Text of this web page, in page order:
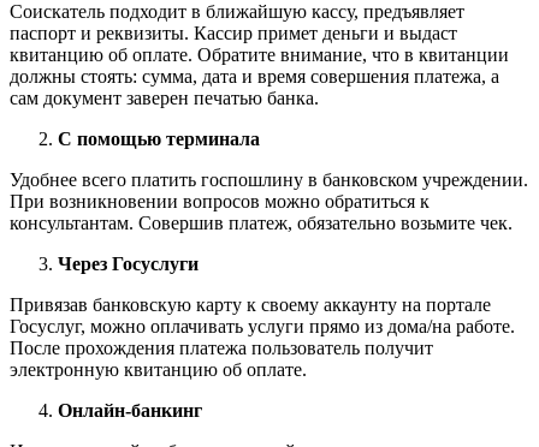
Соискатель подходит в ближайшую кассу, предъявляет
паспорт и реквизиты. Кассир примет деньги и выдаст
квитанцию об оплате. Обратите внимание, что в квитанции
должны стоять: сумма, дата и время совершения платежа, а
сам документ заверен печатью банка.
С помощью терминала
Удобнее всего платить госпошлину в банковском учреждении.
При возникновении вопросов можно обратиться к
консультантам. Совершив платеж, обязательно возьмите чек.
Через Госуслуги
Привязав банковскую карту к своему аккаунту на портале
Госуслуг, можно оплачивать услуги прямо из дома/на работе.
После прохождения платежа пользователь получит
электронную квитанцию об оплате.
Онлайн-банкинг